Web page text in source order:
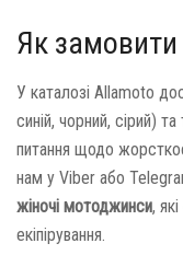
Як замовити
У каталозі Allamoto
синій, чорний, сірий)
питання щодо
нам у Viber або
жіночі мотоджинси,
екіпірування.